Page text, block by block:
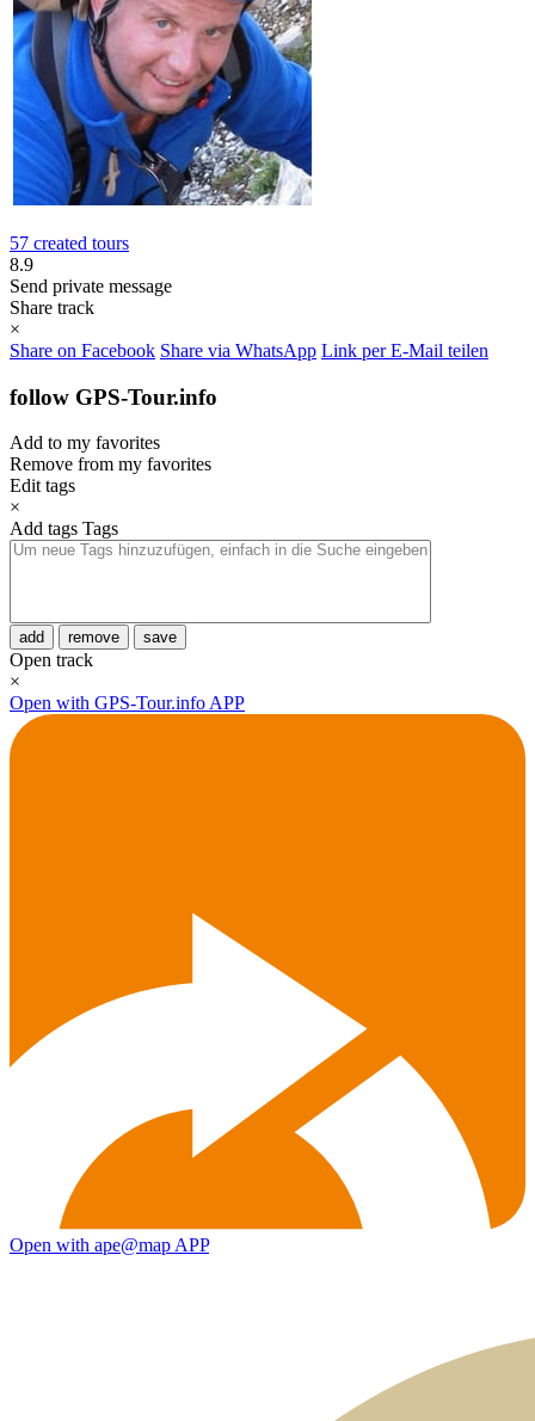
57 created tours
8.9
Send private message
Share track
×
Share on Facebook Share via WhatsApp Link per E-Mail teilen
follow GPS-Tour.info
Add to my favorites
Remove from my favorites
Edit tags
×
Add tags Tags
add remove save
Open track
×
Open with GPS-Tour.info APP
Open with ape@map APP